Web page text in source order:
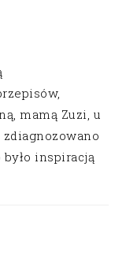
mamą Zuzi, u
było inspiracją